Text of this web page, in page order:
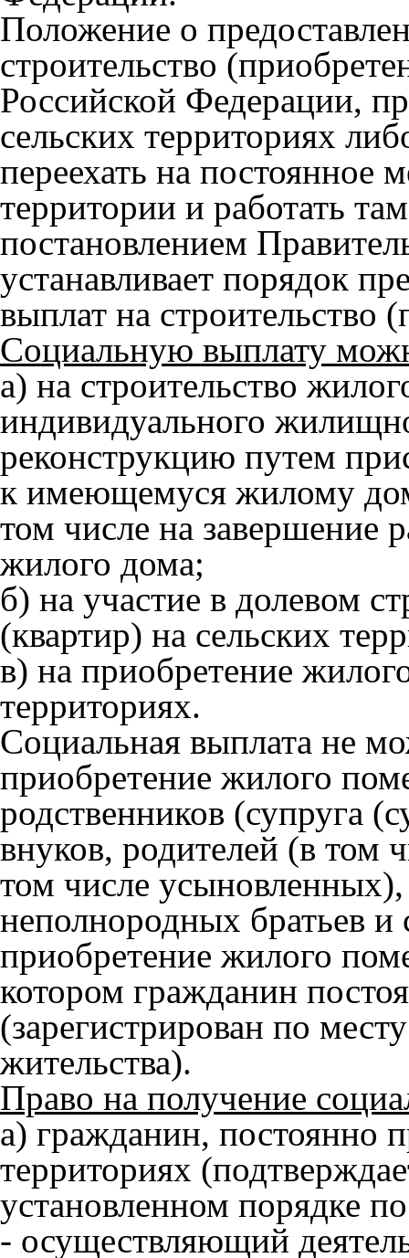
Положение о
строительство
Российской Федерации,
сельских территориях
переехать на постоянное
территории и работать
постановлением
устанавливает порядок
выплат на строительство
Социальную выплату
а) на строительство
индивидуального
реконструкцию путем
к имеющемуся жилому
том числе на завершение
жилого дома;
б) на участие в долевом
(квартир) на сельских
в) на приобретение
территориях.
Социальная выплата не
приобретение жилого
родственников (супруга
внуков, родителей (в том
том числе
неполнородных братьев и
приобретение жилого
котором гражданин
(зарегистрирован по
жительства).
Право на получение
а) гражданин, постоянно
территориях
установленном порядке
- осуществляющий